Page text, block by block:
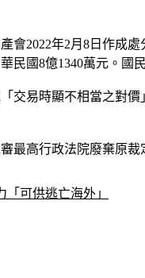
會2022年2月8日作成
民國8億1340萬元。國
交易時顯不相當之對
最高行政法院廢棄原
可供逃亡海外」